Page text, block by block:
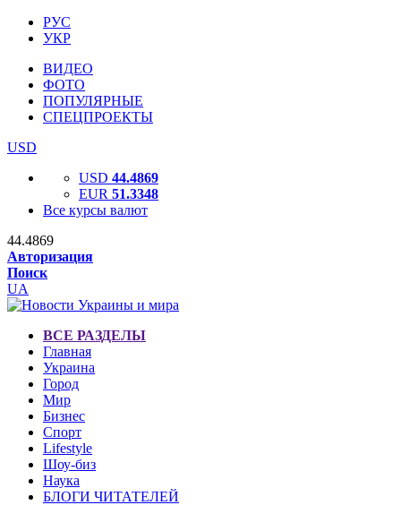
РУС
УКР
ВИДЕО
ФОТО
ПОПУЛЯРНЫЕ
СПЕЦПРОЕКТЫ
USD
USD 44.4869
EUR 51.3348
Все курсы валют
44.4869
Авторизация
Поиск
UA
ВСЕ РАЗДЕЛЫ
Главная
Украина
Город
Мир
Бизнес
Спорт
Lifestyle
Шоу-биз
Наука
БЛОГИ ЧИТАТЕЛЕЙ